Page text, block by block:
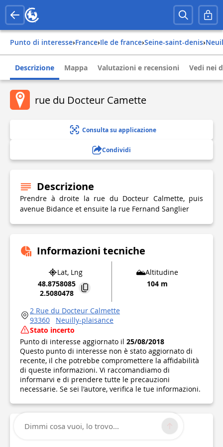
Punto di interesse› france› ile de france› seine-saint-denis›
Descrizione Mappa Valutazioni e recensioni Vedi nei
rue du Docteur Camette
Consulta su applicazione
Condividi
Descrizione
Prendre à droite la rue du Docteur Calmette, puis
avenue Bidance et ensuite la rue Fernand Sanglier
Informazioni tecniche
Lat, Lng
48.8758085
2.5080478
Altitudine
104 m
2 Rue du Docteur Calmette
93360
Neuilly-plaisance
Stato incerto
Punto di interesse aggiornato il 25/08/2018
Questo punto di interesse non è stato aggiornato di
recente, il che potrebbe compromettere la affidabilità
di queste informazioni. Vi raccomandiamo di
informarvi e di prendere tutte le precauzioni
necessarie. Se sei l'autore, verifica le tue informazioni.
Dimmi cosa vuoi, lo trovo...